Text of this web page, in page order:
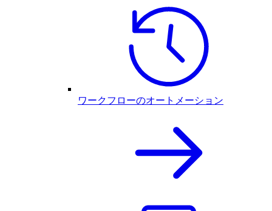
ワークフローのオートメーション